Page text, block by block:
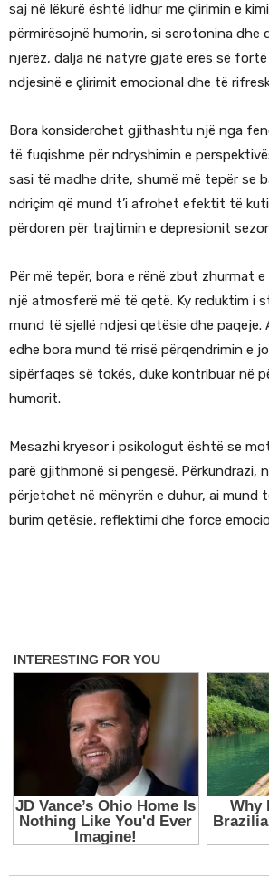
saj në lëkurë është lidhur me çlirimin e
përmirësojnë humorin, si serotonina dhe
njerëz, dalja në natyrë gjatë erës së
ndjesinë e çlirimit emocional dhe të
Bora konsiderohet gjithashtu një nga
të fuqishme për ndryshimin e
sasi të madhe drite, shumë më tepër se
ndriçim që mund t’i afrohet efektit të
përdoren për trajtimin e depresionit
Për më tepër, bora e rënë zbut zhurmat
një atmosferë më të qetë. Ky reduktim i
mund të sjellë ndjesi qetësie dhe
edhe bora mund të rrisë përqendrimin e
sipërfaqes së tokës, duke kontribuar në
humorit.
Mesazhi kryesor i psikologut është se
parë gjithmonë si pengesë. Përkundrazi,
përjetohet në mënyrën e duhur, ai mund
burim qetësie, reflektimi dhe force